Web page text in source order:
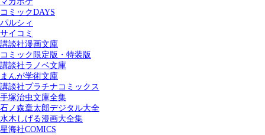
コミックDAYS
パルシィ
サイコミ
講談社漫画文庫
コミック限定版・特装版
講談社ラノベ文庫
まんが学術文庫
講談社プラチナコミックス
手塚治虫文庫全集
石ノ森章太郎デジタル大全
水木しげる漫画大全集
星海社COMICS
カテゴリー：
すべての記事